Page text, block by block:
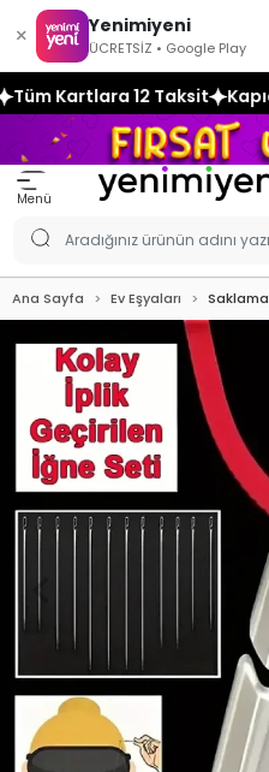
× Yenimiyeni
ÜCRETSİZ • Google Play
Kapıda Ödeme Avantajı
Menü
Ana Sayfa Ev Eşyaları